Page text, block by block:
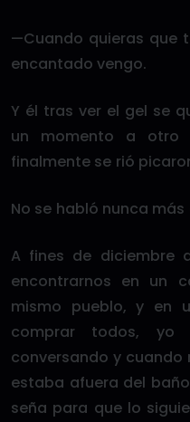
—Cuando quieras que
encantado vengo.
Y él tras ver el gel se
un momento a otro
finalmente se rió
No se habló nunca
A fines de diciembre
encontrarnos en un
mismo pueblo, y en
comprar todos,
conversando y cuando
estaba afuera del
seña para que lo